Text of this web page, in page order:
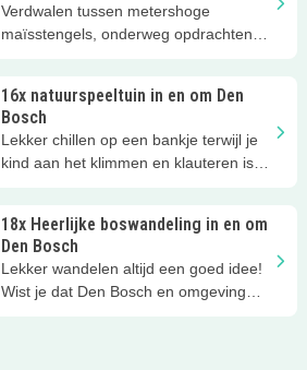
Verdwalen tussen metershoge
maïsstengels, onderweg opdrachten
zo'n heerlijk zomeruitje waar het hele
gezin actief aan mee kan doen. Wij
verzamelden de leukste
maïsdoolhoven in en om Den Bosch.
16x natuurspeeltuin in en om Den
Bosch
Lekker chillen op een bankje terwijl je
kind aan het klimmen en klauteren is in
waar zitten die buitenspeeltuinen nu
eigenlijk allemaal verstopt? Wij gingen
voor jullie opzoek en vonden in de
omgeving van Den Bosch, Oss, Veghel
18x Heerlijke boswandeling in en om
Den Bosch
Lekker wandelen altijd een goed idee!
Wist je dat Den Bosch en omgeving